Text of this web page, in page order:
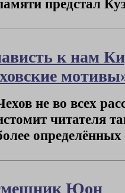
предстал
к нам
не во всех
читателя
Юон